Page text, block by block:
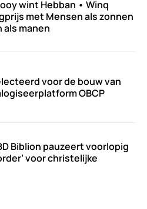
wint Hebban • Winq
met Mensen als zonnen
als manen
voor de bouw van
OBCP
Biblion pauzeert voorlopig
voor christelijke